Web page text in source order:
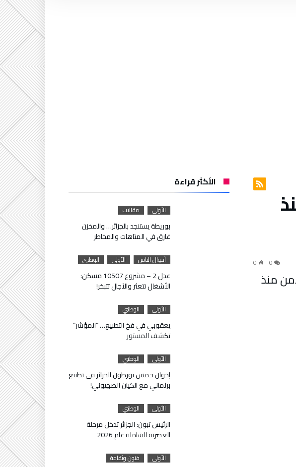
0
منذ
الأكثر قراءة
الأولى مقالات
بوريطة يستنجد بالجزائر… والمخزن
غارق في المتاهات والمخاطر
أحوال الناس الأولى الوطني
عدل 2 – مشروع 10507 مسكن:
الأشغال تتعثر والآجال تتبخر!
الأولى الوطني
يعقوبي في فخ التطبيع… “المؤشر”
تكشف المستور
الأولى الوطني
إخوان حمس يورطون الجزائر في تطبيع
برلماني مع الكيان الصهيوني!
الأولى الوطني
الرئيس تبون: الجزائر تدخل مرحلة
العصرنة الشاملة عام 2026
الأولى فنون وثقافة